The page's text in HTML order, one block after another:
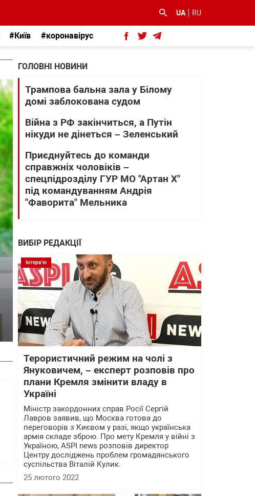
UA RU
#Київ #коронавірус
ГОЛОВНІ НОВИНИ
Трампова бальна зала у Білому
домі заблокована судом
Війна з РФ закінчиться, а Путін
нікуди не дінеться – Зеленський
Приєднуйтесь до команди
справжніх чоловіків –
спецпідрозділу ГУР МО "Артан Х"
під командуванням Андрія
"Фаворита" Мельника
ВИБІР РЕДАКЦІЇ
Інтерв'ю
Терористичний режим на чолі з
Януковичем, – експерт розповів про
плани Кремля змінити владу в
Україні
Міністр закордонних справ Росії Сергій
Лавров заявив, що Москва готова до
переговорів з Києвом у разі, якщо українська
армія складе зброю. Про мету Кремля у війні з
Україною, ASPI news розповів директор
Центру досліджень проблем громадянського
суспільства Віталій Кулик.
25 лютого 2022